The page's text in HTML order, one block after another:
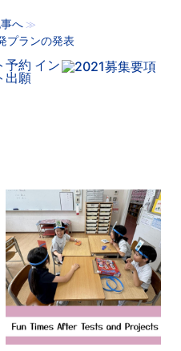
へ ≫
プランの発表